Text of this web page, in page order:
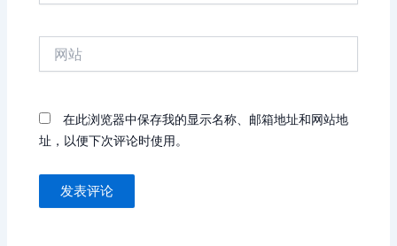
在此浏览器中保存我的显示名称、邮箱地址和网站地
址，以便下次评论时使用。